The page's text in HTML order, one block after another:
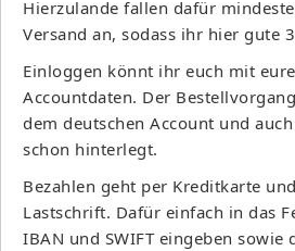
Hierzulande fallen dafür
Versand an, sodass ihr hier gute
Einloggen könnt ihr euch mit
Accountdaten. Der
dem deutschen Account und
schon hinterlegt.
Bezahlen geht per Kreditkarte
Lastschrift. Dafür einfach in das
IBAN und SWIFT eingeben sowie